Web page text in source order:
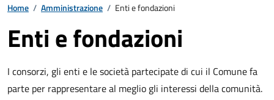
Home / Amministrazione / Enti e fondazioni
Enti e fondazioni
I consorzi, gli enti e le società partecipate di cui il Comune fa
parte per rappresentare al meglio gli interessi della comunità.